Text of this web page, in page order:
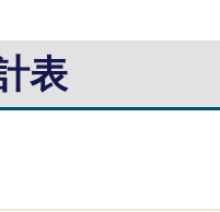
表